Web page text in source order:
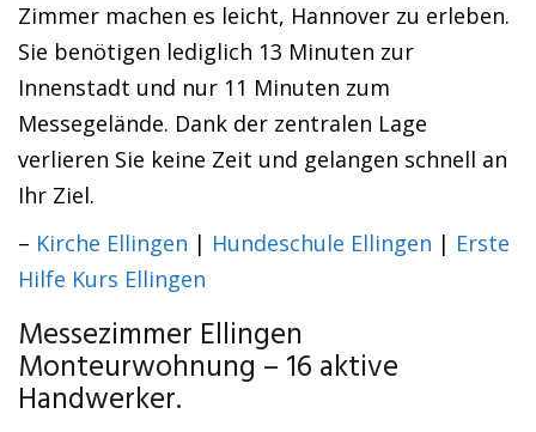
Zimmer machen es leicht, Hannover zu erleben.
Sie benötigen lediglich 13 Minuten zur
Innenstadt und nur 11 Minuten zum
Messegelände. Dank der zentralen Lage
verlieren Sie keine Zeit und gelangen schnell an
Ihr Ziel.
– Kirche Ellingen | Hundeschule Ellingen | Erste
Hilfe Kurs Ellingen
Messezimmer Ellingen
Monteurwohnung – 16 aktive
Handwerker.